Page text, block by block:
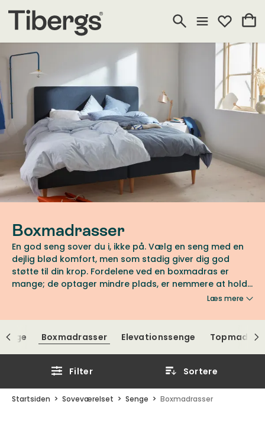
Boxmadrasser
En god seng sover du i, ikke på. Vælg en seng med en
dejlig blød komfort, men som stadig giver dig god
støtte til din krop. Fordelene ved en boxmadras er
mange; de optager mindre plads, er nemmere at holde
ren og koster ofte lidt mindre. Se vores store udvalg af
mennesker og miljø.
Læs mere
Boxmadrasser Elevationssenge
Filter Sortere
Startsiden Soveværelset Senge Boxmadrasser